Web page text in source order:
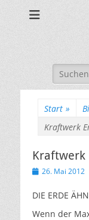
Suchen
nach:
Start »
Kraftwerk
Kraftwerk
Veröffentlicht
26. Mai 2012
DIE ERDE
Wenn der